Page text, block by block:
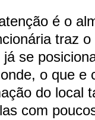
é o
traz
se
o que e
do local
com